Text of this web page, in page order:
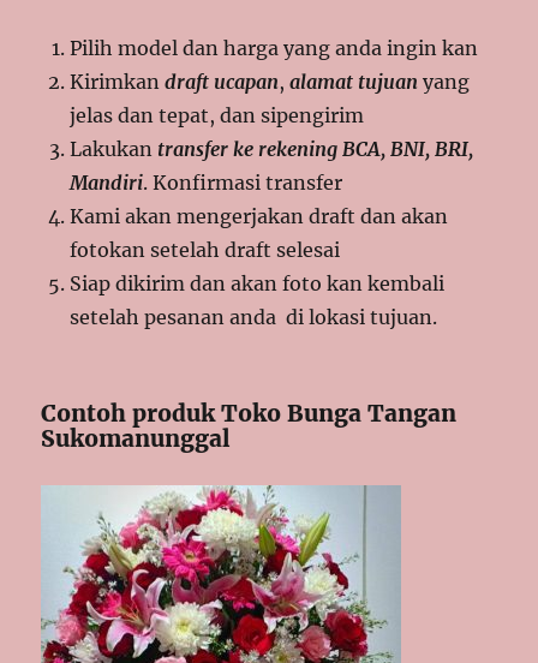
Pilih model dan harga yang anda ingin kan
Kirimkandraft ucapan,alamat tujuan yang
jelas dan tepat, dan sipengirim
Lakukan transfer ke rekening BCA, BNI, BRI,
Mandiri. Konfirmasi transfer
Kami akan mengerjakan draft dan akan
fotokan setelah draft selesai
Siap dikirim dan akan foto kan kembali
setelah pesanan anda di lokasi tujuan.
Contoh produk Toko Bunga Tangan
Sukomanunggal